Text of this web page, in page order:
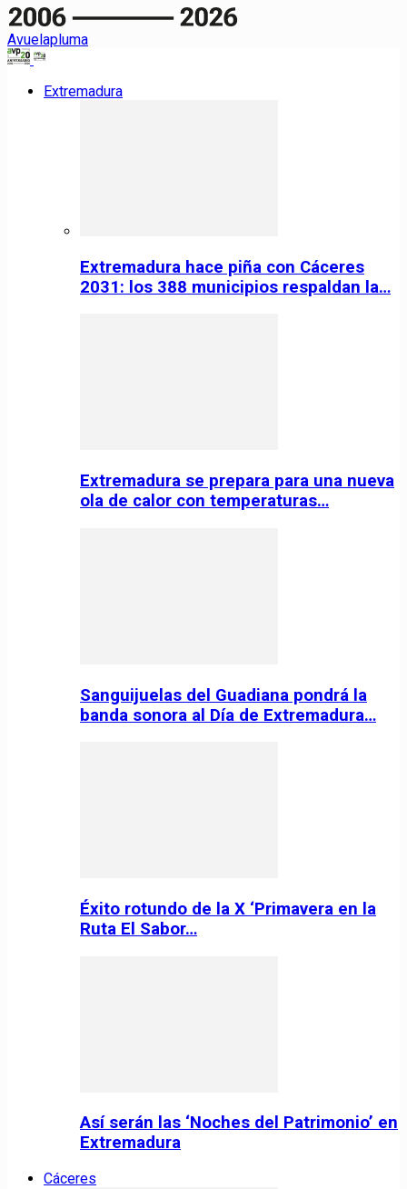
Avuelapluma
Extremadura
Extremadura hace piña con Cáceres
2031: los 388 municipios respaldan la…
Extremadura se prepara para una nueva
ola de calor con temperaturas…
Sanguijuelas del Guadiana pondrá la
banda sonora al Día de Extremadura…
Éxito rotundo de la X ‘Primavera en la
Ruta El Sabor…
Así serán las ‘Noches del Patrimonio’ en
Extremadura
Cáceres